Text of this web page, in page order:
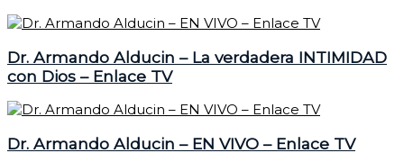
Dr. Armando Alducin – La verdadera INTIMIDAD
con Dios – Enlace TV
Dr. Armando Alducin – EN VIVO – Enlace TV